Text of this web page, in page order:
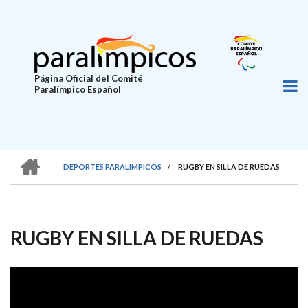
principal
Página Oficial del Comité
Paralímpico Español
SOBRESCRIBIR
DE
AYUDA
A
DEPORTES PARALIMPICOS
/ RUGBY EN SILLA DE RUEDAS
RUGBY EN SILLA DE RUEDAS